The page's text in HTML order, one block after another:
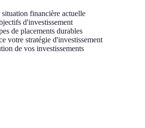
financière actuelle
d'investissement
de placements durables
votre stratégie d'investissement
de vos investissements